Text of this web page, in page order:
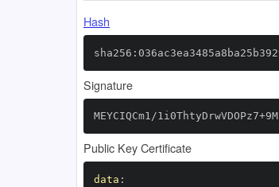
Hash
Signature
MEYCIQCm1/
Public Key Certificate
data :